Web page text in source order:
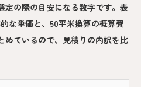
定の際の目安になる数字です。表
な単価と、50平米換算の概算費
めているので、見積りの内訳を比